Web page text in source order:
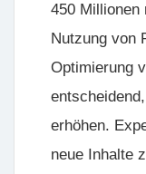
450 Millionen
Nutzung von
Optimierung
erhöhen.
neue Inhalte